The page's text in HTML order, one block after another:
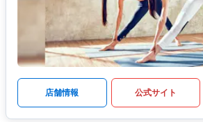
店舗情報 公式サイト